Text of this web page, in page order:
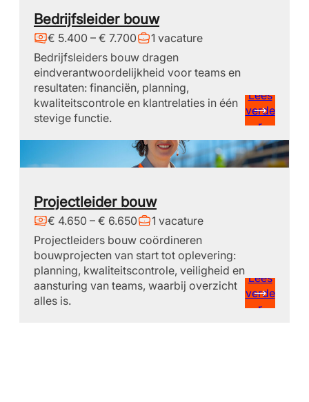
Bedrijfsleider bouw
€ 5.400 – € 7.700
1 vacature
Bedrijfsleiders bouw dragen
eindverantwoordelijkheid voor teams en
resultaten: financiën, planning,
kwaliteitscontrole en klantrelaties in één
stevige functie.
Lees
verde
r
Projectleider bouw
€ 4.650 – € 6.650
1 vacature
Projectleiders bouw coördineren
bouwprojecten van start tot oplevering:
planning, kwaliteitscontrole, veiligheid en
aansturing van teams, waarbij overzicht
alles is.
Lees
verde
r